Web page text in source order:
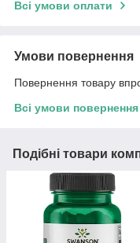
Всі умови оплати
Умови повернення
Повернення товару
Всі умови повернення
Подібні товари